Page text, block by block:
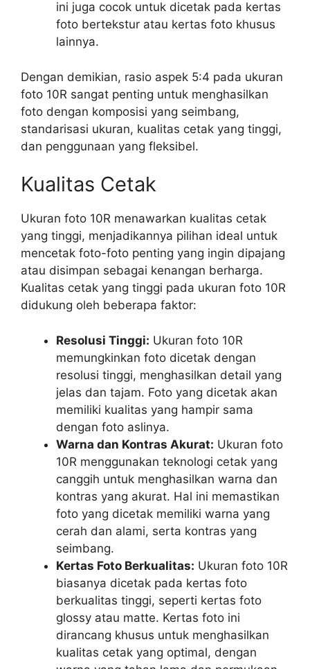
ini juga cocok untuk dicetak pada kertas
foto bertekstur atau kertas foto khusus
lainnya.
Dengan demikian, rasio aspek 5:4 pada ukuran
foto 10R sangat penting untuk menghasilkan
foto dengan komposisi yang seimbang,
standarisasi ukuran, kualitas cetak yang tinggi,
dan penggunaan yang fleksibel.
Kualitas Cetak
Ukuran foto 10R menawarkan kualitas cetak
yang tinggi, menjadikannya pilihan ideal untuk
mencetak foto-foto penting yang ingin dipajang
atau disimpan sebagai kenangan berharga.
Kualitas cetak yang tinggi pada ukuran foto 10R
didukung oleh beberapa faktor:
Resolusi Tinggi: Ukuran foto 10R
memungkinkan foto dicetak dengan
resolusi tinggi, menghasilkan detail yang
jelas dan tajam. Foto yang dicetak akan
memiliki kualitas yang hampir sama
dengan foto aslinya.
Warna dan Kontras Akurat: Ukuran foto
10R menggunakan teknologi cetak yang
canggih untuk menghasilkan warna dan
kontras yang akurat. Hal ini memastikan
foto yang dicetak memiliki warna yang
cerah dan alami, serta kontras yang
seimbang.
Kertas Foto Berkualitas: Ukuran foto 10R
biasanya dicetak pada kertas foto
berkualitas tinggi, seperti kertas foto
glossy atau matte. Kertas foto ini
dirancang khusus untuk menghasilkan
kualitas cetak yang optimal, dengan